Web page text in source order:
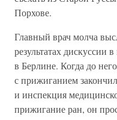
Порхове.
Главный врач молча
результатах
в Берлине. Когда до
с прижиганием
и инспекция
прижигание ран, он